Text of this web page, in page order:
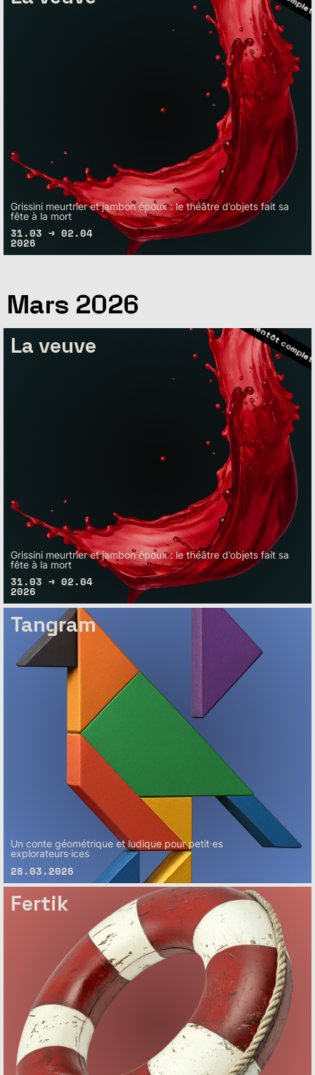
Grissini meurtrier et jambon époux : le théâtre d’objets fait sa
fête à la mort
31.03 → 02.04
2026
Mars 2026
La veuve
Grissini meurtrier et jambon époux : le théâtre d’objets fait sa
fête à la mort
31.03 → 02.04
2026
– Bientôt complet
– Bientôt complet
– Bientôt
Tangram
Un conte géométrique et ludique pour petit·es
explorateurs·ices
28.03.2026
Fertik